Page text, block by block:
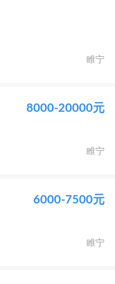
睢宁
8000-20000元
睢宁
6000-7500元
睢宁